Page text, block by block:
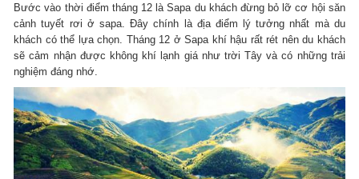
Bước vào thời điểm tháng 12 là Sapa du khách đừng bỏ lỡ cơ hội săn
cảnh tuyết rơi ở sapa. Đây chính là địa điểm lý tưởng nhất mà du
khách có thể lựa chọn. Tháng 12 ở Sapa khí hậu rất rét nên du khách
sẽ cảm nhận được không khí lạnh giá như trời Tây và có những trải
nghiệm đáng nhớ.